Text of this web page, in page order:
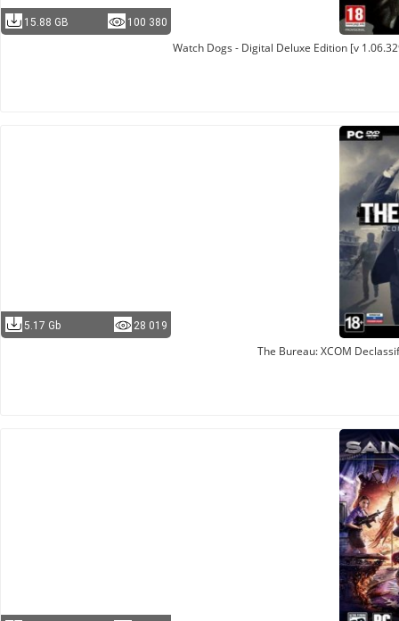
15.88 GB 100 380
Watch Dogs - Digital Deluxe Edition [v
5.17 Gb 28 019
The Bureau: XCOM